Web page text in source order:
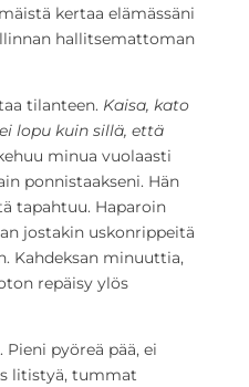
kertaa elämässäni
hallitsemattoman
tilanteen. Kaisa, kato
lopu kuin sillä, että
minua vuolaasti
ponnistaakseni. Hän
tapahtuu. Haparoin
jostakin uskonrippeitä
Kahdeksan minuuttia,
repäisy ylös
Pieni pyöreä pää, ei
litistyä, tummat